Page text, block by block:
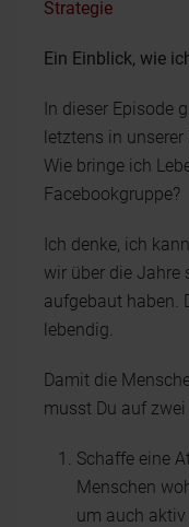
Strategie
Ein Einblick, wie
In dieser Episode
letztens in
Wie bringe ich
Facebookgruppe?
Ich denke, ich
wir über die Jahre
aufgebaut haben.
lebendig.
Damit die
musst Du auf zwei
Schaffe eine
Menschen
um auch aktiv